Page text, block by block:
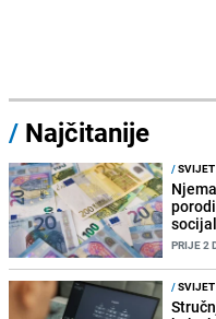
/ Najčitanije
/SVIJET
PRIJE 2
/SVIJET